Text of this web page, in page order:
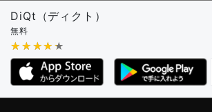
限を持つユーザー -
投票権限を持つユーザー -
投票数 -1
DiQt（ディクト）
無料
★★★★★
★★★★★